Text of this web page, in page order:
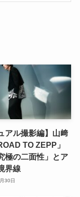
アル撮影編】山﨑
TO ZEPP」
の二面性」とア
界線
30日